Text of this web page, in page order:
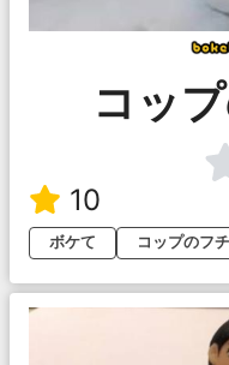
コッ
10
ボケて
コップのフ